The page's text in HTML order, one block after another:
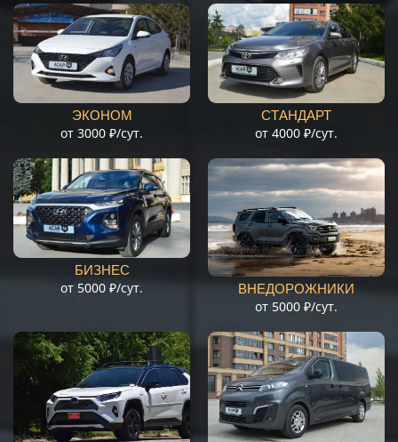
ЭКОНОМ
от 3000 ₽/сут.
СТАНДАРТ
от 4000 ₽/сут.
БИЗНЕС
от 5000 ₽/сут. ВНЕДОРОЖНИКИ
от 5000 ₽/сут.